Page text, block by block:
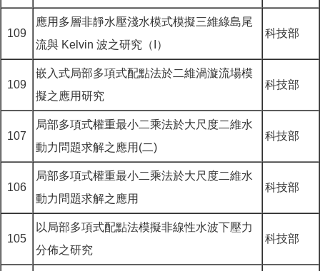
109
應用多層非靜水壓淺水模式模擬三維綠島尾
流與 Kelvin 波之研究（I）
科技部
109
嵌入式局部多項式配點法於二維渦漩流場模
擬之應用研究
科技部
107
局部多項式權重最小二乘法於大尺度二維水
動力問題求解之應用(二)
科技部
106
局部多項式權重最小二乘法於大尺度二維水
動力問題求解之應用
科技部
105
以局部多項式配點法模擬非線性水波下壓力
分佈之研究
科技部